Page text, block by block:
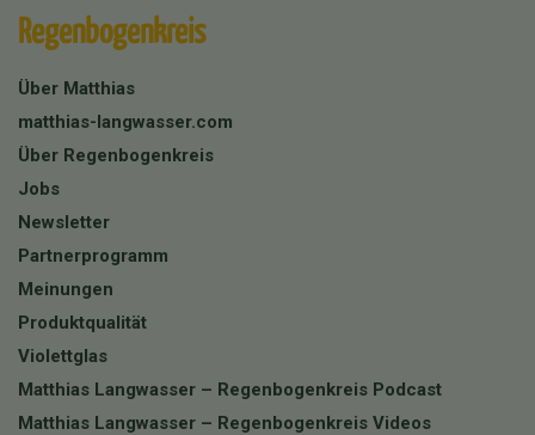
Regenbogenkreis
Über Matthias
matthias-langwasser.com
Über Regenbogenkreis
Jobs
Newsletter
Partnerprogramm
Meinungen
Produktqualität
Violettglas
Matthias Langwasser – Regenbogenkreis Podcast
Matthias Langwasser – Regenbogenkreis Videos